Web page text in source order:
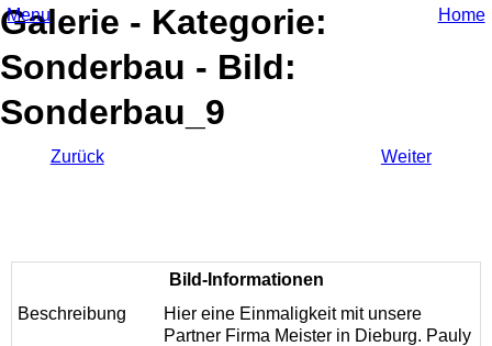
Galerie - Kategorie:
Sonderbau - Bild:
Sonderbau_9
Menu Home
Zurück Weiter
Bild-Informationen
Beschreibung
Hier eine Einmaligkeit mit unsere
Partner Firma Meister in Dieburg. Pauly